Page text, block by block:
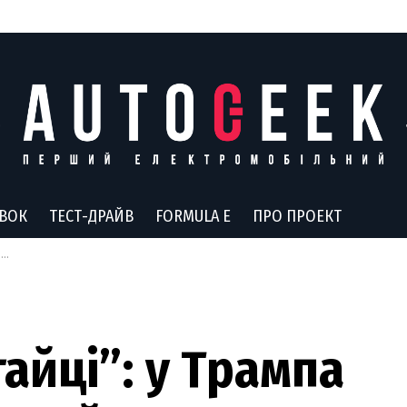
ТЕСТ-ДРАЙВ FORMULA E ПРО ПРОЕКТ
у Трампа